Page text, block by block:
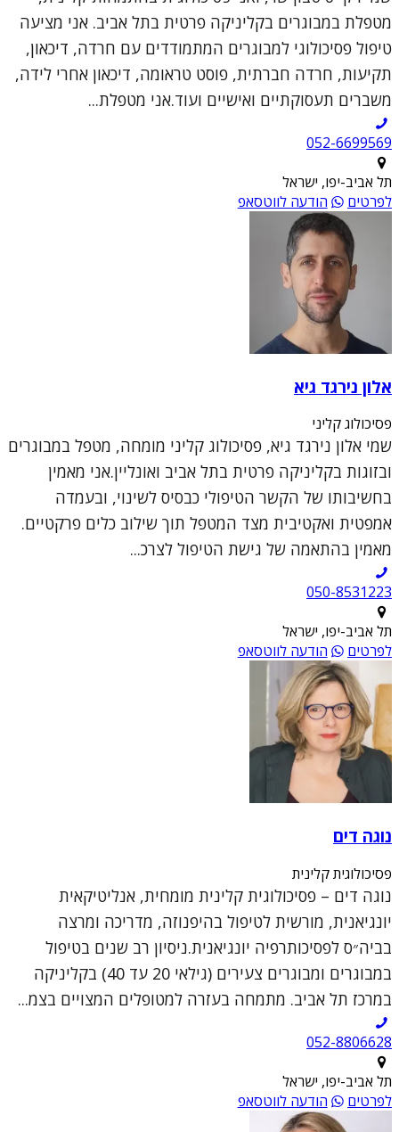
מטפלת במבוגרים בקליניקה פרטית בתל אביב. אני מציעה
טיפול פסיכולוגי למבוגרים המתמודדים עם חרדה, דיכאון,
תקיעות, חרדה חברתית, פוסט טראומה, דיכאון אחרי לידה,
משברים תעסוקתיים ואישיים ועוד.אני מטפלת...
052-6699569
תל אביב-יפו, ישראל
לפרטים
הודעה לווטסאפ
אלון נירגד גיא
פסיכולוג קליני
שמי אלון נירגד גיא, פסיכולוג קליני מומחה, מטפל במבוגרים
ובזוגות בקליניקה פרטית בתל אביב ואונליין.אני מאמין
בחשיבותו של הקשר הטיפולי כבסיס לשינוי, ובעמדה
אמפטית ואקטיבית מצד המטפל תוך שילוב כלים פרקטיים.
מאמין בהתאמה של גישת הטיפול לצרכ...
050-8531223
תל אביב-יפו, ישראל
לפרטים
הודעה לווטסאפ
נוגה דים
פסיכולוגית קלינית
נוגה דים – פסיכולוגית קלינית מומחית, אנליטיקאית
יונגיאנית, מורשית לטיפול בהיפנוזה, מדריכה ומרצה
בביה״ס לפסיכותרפיה יונגיאנית.ניסיון רב שנים בטיפול
במבוגרים ומבוגרים צעירים (גילאי 20 עד 40) בקליניקה
במרכז תל אביב. מתמחה בעזרה למטופלים המצויים בצמ...
052-8806628
תל אביב-יפו, ישראל
לפרטים
הודעה לווטסאפ